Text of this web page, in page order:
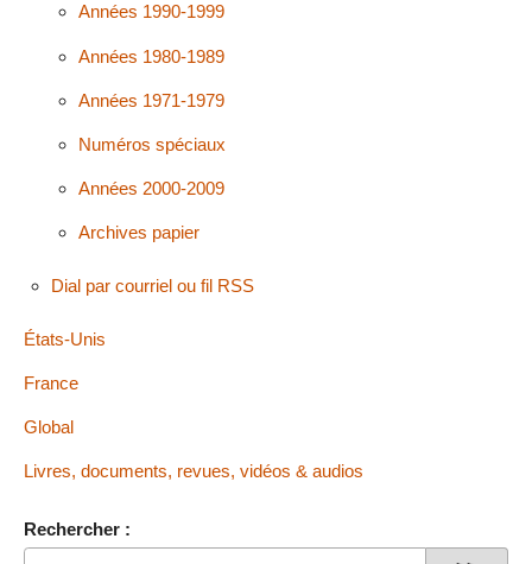
Années 1990-1999
Années 1980-1989
Années 1971-1979
Numéros spéciaux
Années 2000-2009
Archives papier
Dial par courriel ou fil RSS
États-Unis
France
Global
Livres, documents, revues, vidéos & audios
Rechercher :